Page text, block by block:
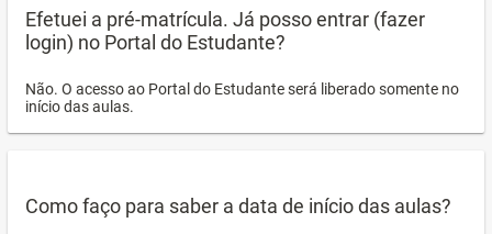
Efetuei a pré-matrícula. Já posso entrar (fazer
login) no Portal do Estudante?
Não. O acesso ao Portal do Estudante será liberado somente no
início das aulas.
Como faço para saber a data de início das aulas?